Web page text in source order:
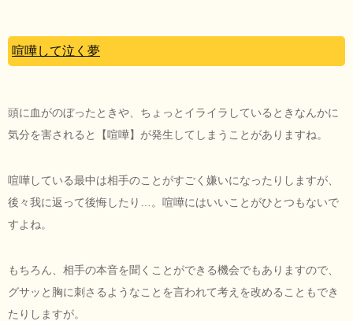
喧嘩して泣く夢
頭に血がのぼったときや、ちょっとイライラしているときなんかに
気分を害されると【喧嘩】が発生してしまうことがありますね。
喧嘩している最中は相手のことがすごく嫌いになったりしますが、
後々我に返って後悔したり…。喧嘩にはいいことがひとつもないで
すよね。
もちろん、相手の本音を聞くことができる機会でもありますので、
グサッと胸に刺さるようなことを言われて考えを改めることもでき
たりしますが。